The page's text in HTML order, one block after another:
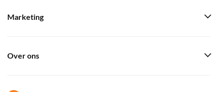
Marketing
Over ons